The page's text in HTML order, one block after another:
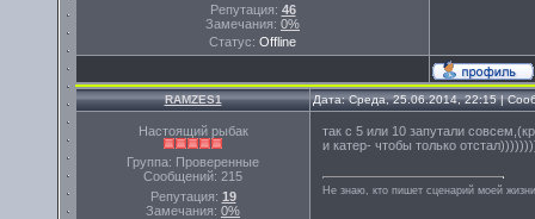
Репутация: 46
Замечания: 0%
Статус: Offline
RAMZES1 Дата: Среда, 25.06.2014, 22:15 |
Настоящий рыбак
Группа: Проверенные
Сообщений: 215
Репутация: 19
Замечания: 0%
так с 5 или 10 запутали
и катер- чтобы только
Не знаю, кто пишет сценарий моей